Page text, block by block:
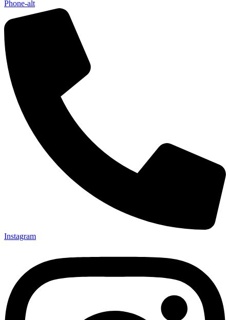
Phone-alt
Instagram